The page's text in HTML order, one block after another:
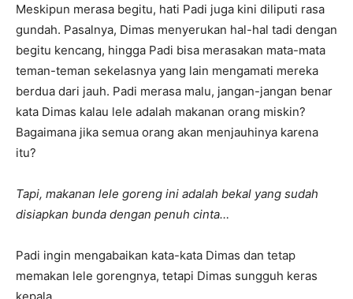
Meskipun merasa begitu, hati Padi juga kini diliputi rasa
gundah. Pasalnya, Dimas menyerukan hal-hal tadi dengan
begitu kencang, hingga Padi bisa merasakan mata-mata
teman-teman sekelasnya yang lain mengamati mereka
berdua dari jauh. Padi merasa malu, jangan-jangan benar
kata Dimas kalau lele adalah makanan orang miskin?
Bagaimana jika semua orang akan menjauhinya karena
itu?
Tapi, makanan lele goreng ini adalah bekal yang sudah
disiapkan bunda dengan penuh cinta…
Padi ingin mengabaikan kata-kata Dimas dan tetap
memakan lele gorengnya, tetapi Dimas sungguh keras
kepala.